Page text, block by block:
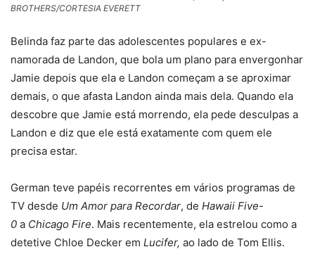
BROTHERS/CORTESIA EVERETT
Belinda faz parte das adolescentes populares e ex-
namorada de Landon, que bola um plano para envergonhar
Jamie depois que ela e Landon começam a se aproximar
demais, o que afasta Landon ainda mais dela. Quando ela
descobre que Jamie está morrendo, ela pede desculpas a
Landon e diz que ele está exatamente com quem ele
precisa estar.
German teve papéis recorrentes em vários programas de
TV desde Um Amor para Recordar, de Hawaii Five-
0 a Chicago Fire. Mais recentemente, ela estrelou como a
detetive Chloe Decker em Lucifer, ao lado de Tom Ellis.